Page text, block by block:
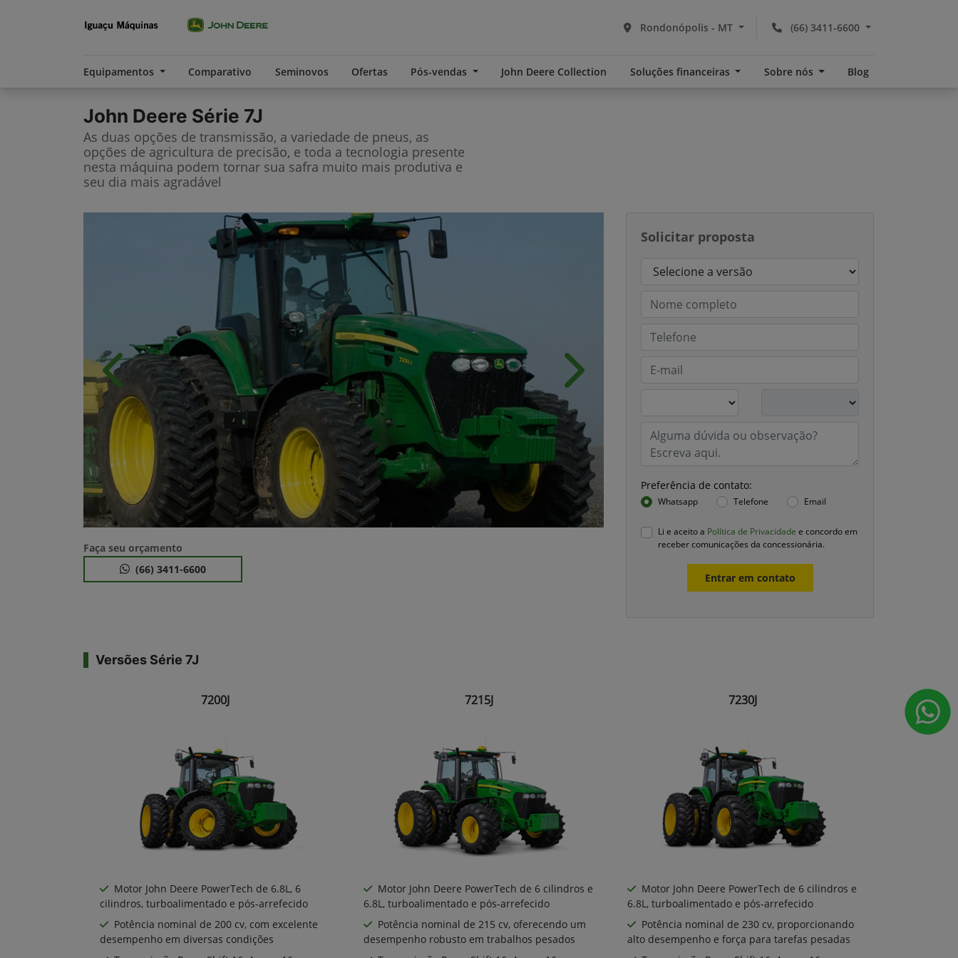
(66) 3411-6600
Rondonópolis - MT
Equipamentos Comparativo Seminovos Ofertas Pós-vendas John Deere Collection Soluções financeiras Sobre nós Blog
John Deere Série 7J
As duas opções de transmissão, a variedade de pneus, as
opções de agricultura de precisão, e toda a tecnologia presente
nesta máquina podem tornar sua safra muito mais produtiva e
seu dia mais agradável
Solicitar proposta
Preferência de contato:
Whatsapp Telefone Email
Li e aceito a Política de Privacidade e concordo em
receber comunicações da concessionária.
Entrar em contato
Anterior Próximo
Faça seu orçamento
(66) 3411-6600
Versões Série 7J
7200J
Motor John Deere PowerTech de 6.8L, 6
cilindros, turboalimentado e pós-arrefecido
Potência nominal de 200 cv, com excelente
desempenho em diversas condições
7215J
Motor John Deere PowerTech de 6 cilindros e
6.8L, turboalimentado e pós-arrefecido
Potência nominal de 215 cv, oferecendo um
desempenho robusto em trabalhos pesados
7230J
Motor John Deere PowerTech de 6 cilindros e
6.8L, turboalimentado e pós-arrefecido
Potência nominal de 230 cv, proporcionando
alto desempenho e força para tarefas pesadas